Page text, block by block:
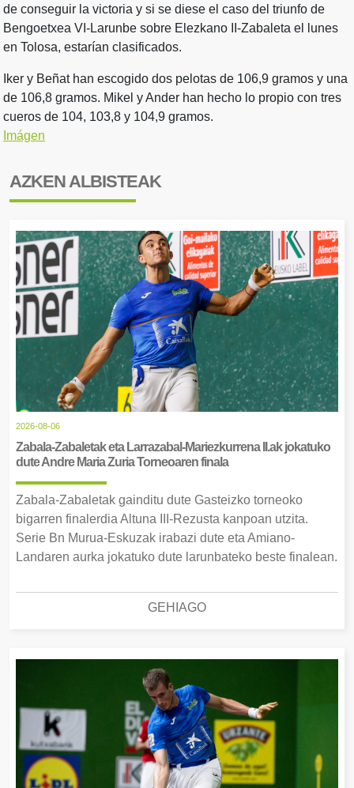
de conseguir la victoria y si se diese el caso del triunfo de
Bengoetxea VI-Larunbe sobre Elezkano II-Zabaleta el lunes
en Tolosa, estarían clasificados.
Iker y Beñat han escogido dos pelotas de 106,9 gramos y una
de 106,8 gramos. Mikel y Ander han hecho lo propio con tres
cueros de 104, 103,8 y 104,9 gramos.
Imágen
AZKEN ALBISTEAK
2026-08-06
Zabala-Zabaletak eta Larrazabal-Mariezkurrena II.ak jokatuko
dute Andre Maria Zuria Torneoaren finala
Zabala-Zabaletak gainditu dute Gasteizko torneoko
bigarren finalerdia Altuna III-Rezusta kanpoan utzita.
Serie Bn Murua-Eskuzak irabazi dute eta Amiano-
Landaren aurka jokatuko dute larunbateko beste finalean.
GEHIAGO